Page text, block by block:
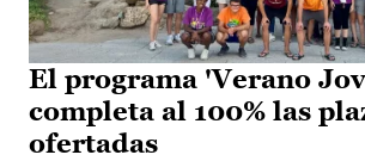
El programa 'Verano
completa al 100% las
ofertadas